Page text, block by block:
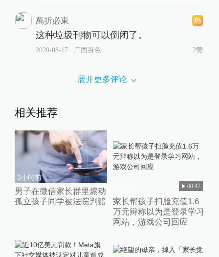
萬折必東
这种垃圾刊物可以倒闭了。
2020-08-17∙ 广西百色 2赞
展开更多评论
相关推荐
3小时前
男子在微信家长群里煽动
孤立孩子同学被法院判赔
00:47
家长帮孩子扫脸充值1.6
万元辩称以为是登录学习
网站，游戏公司回应